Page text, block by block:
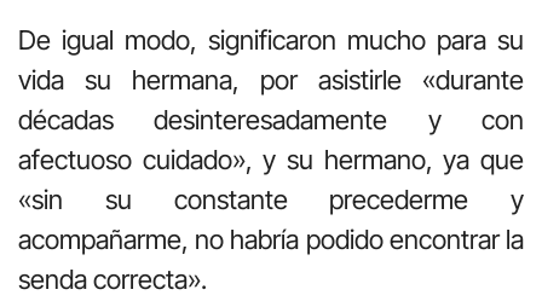
De igual modo, significaron mucho para su
vida su hermana, por asistirle «durante
décadas desinteresadamente y con
afectuoso cuidado», y su hermano, ya que
«sin su constante precederme y
acompañarme, no habría podido encontrar la
senda correcta».